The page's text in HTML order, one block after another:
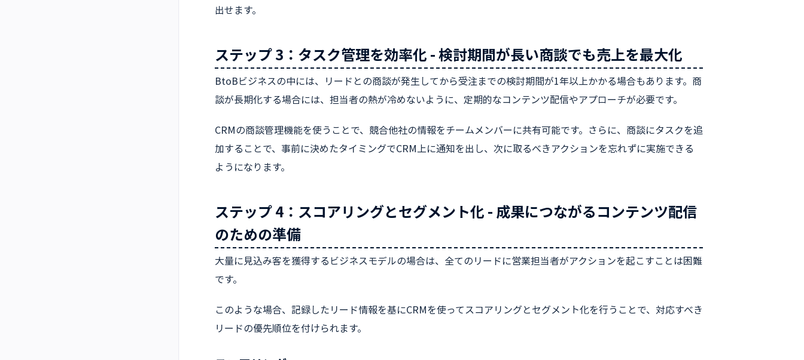
出せます。
ステップ 3：タスク管理を効率化 - 検討期間が長い商談でも売上を最大化
BtoBビジネスの中には、リードとの商談が発生してから受注までの検討期間が1年以上かかる場合もあります。商
談が長期化する場合には、担当者の熱が冷めないように、定期的なコンテンツ配信やアプローチが必要です。
CRMの商談管理機能を使うことで、競合他社の情報をチームメンバーに共有可能です。さらに、商談にタスクを追
加することで、事前に決めたタイミングでCRM上に通知を出し、次に取るべきアクションを忘れずに実施できる
ようになります。
ステップ 4：スコアリングとセグメント化 - 成果につながるコンテンツ配信
のための準備
大量に見込み客を獲得するビジネスモデルの場合は、全てのリードに営業担当者がアクションを起こすことは困難
です。
このような場合、記録したリード情報を基にCRMを使ってスコアリングとセグメント化を行うことで、対応すべき
リードの優先順位を付けられます。